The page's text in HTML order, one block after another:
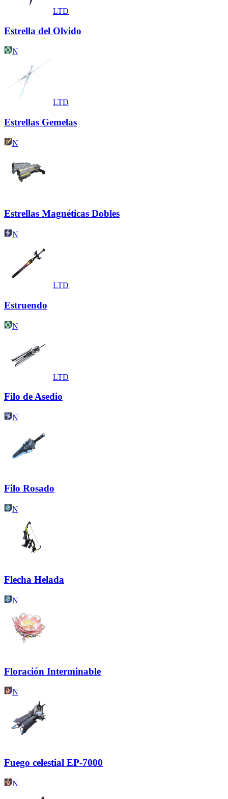
LTD
Estrella del Olvido
N
LTD
Estrellas Gemelas
N
Estrellas Magnéticas Dobles
N
LTD
Estruendo
N
LTD
Filo de Asedio
N
Filo Rosado
N
Flecha Helada
N
Floración Interminable
N
Fuego celestial EP-7000
N